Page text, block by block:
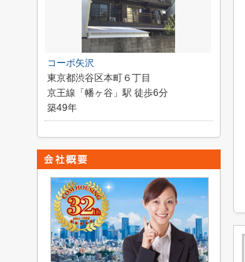
コーポ矢沢
東京都渋谷区本町６丁目
京王線「幡ヶ谷」駅 徒歩6分
築49年